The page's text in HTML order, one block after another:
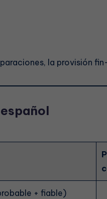
la provisión
+ fiable)